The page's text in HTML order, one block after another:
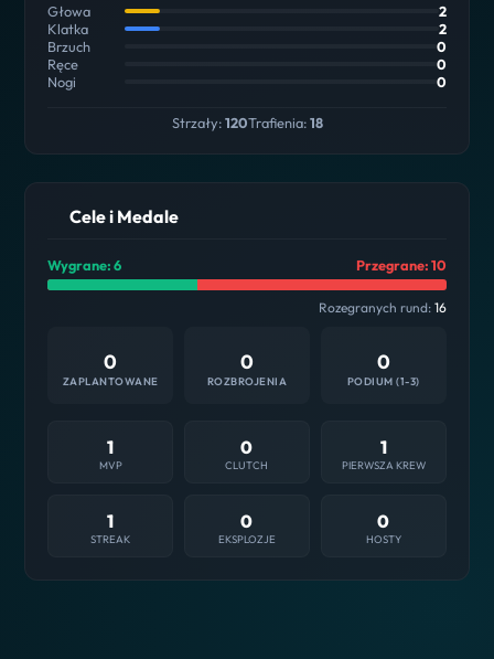
Głowa
2
Klatka
2
Brzuch
0
Ręce
0
Nogi
0
Strzały:120Trafienia:18
Cele i Medale
Wygrane: 6 Przegrane: 10
Rozegranych rund: 16
0
ZAPLANTOWANE
0
ROZBROJENIA
0
PODIUM (1-3)
1
MVP
0
CLUTCH
1
PIERWSZA KREW
1
STREAK
0
EKSPLOZJE
0
HOSTY